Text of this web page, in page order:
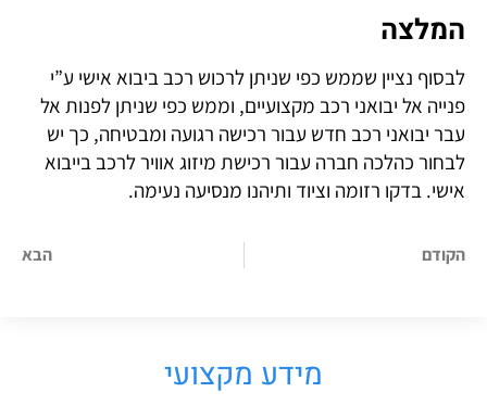
נציין שממש כפי שניתן לרכוש רכב ביבוא אישי ע”י
אל יבואני רכב מקצועיים, וממש כפי שניתן לפנות אל
רכב חדש עבור רכישה רגועה ומבטיחה, כך יש
כהלכה חברה עבור רכישת מיזוג אוויר לרכב בייבוא
רזומה וציוד ותיהנו מנסיעה נעימה.
מידע מקצועי